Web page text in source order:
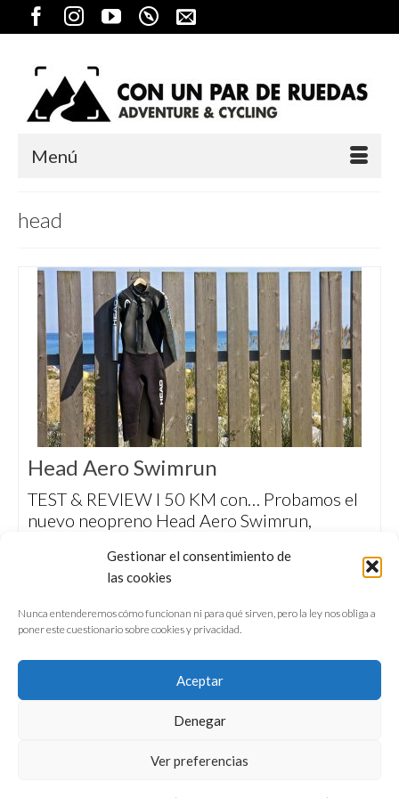
Gestionar el consentimiento de
las cookies
Nunca entenderemos cómo funcionan ni para qué sirven, pero la ley nos obliga a
poner este cuestionario sobre cookies y privacidad.
Aceptar
Denegar
Ver preferencias
Menú
head
Head Aero Swimrun
TEST & REVIEW I 50 KM con… Probamos el
nuevo neopreno Head Aero Swimrun,
Es un traje de espíritu minimalista, muy
elástico, ligero y cómodo tanto fuera como
dentro del agua.
CONFERENCIAS
VÍDEOS & REPORTAJES TV
NUESTROS LIBROS